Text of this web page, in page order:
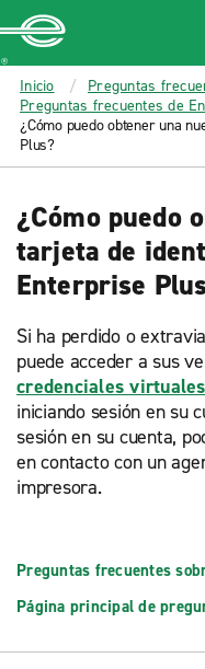
MAIN
CONTENT
Enterprise
Inicio
Preguntas
Preguntas frecuentes de
¿Cómo puedo obtener una
Plus?
¿Cómo puedo
tarjeta de
Enterprise
Si ha perdido o
puede acceder a sus
credenciales
iniciando sesión en su
sesión en su cuenta,
en contacto con un
impresora.
Preguntas frecuentes
Página principal de